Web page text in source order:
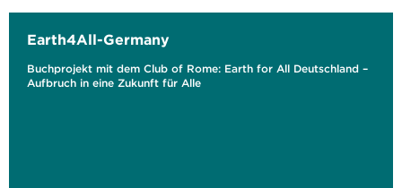
Earth4All-Germany
Buchprojekt mit dem Club of Rome: Earth for All Deutschland –
Aufbruch in eine Zukunft für Alle